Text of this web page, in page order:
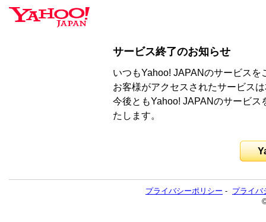
サービス終了のお知らせ
いつもYahoo! JAPANのサービス
お客様がアクセスされたサービス
今後ともYahoo! JAPANのサービ
たします。
プライバシーポリシー - プライバ